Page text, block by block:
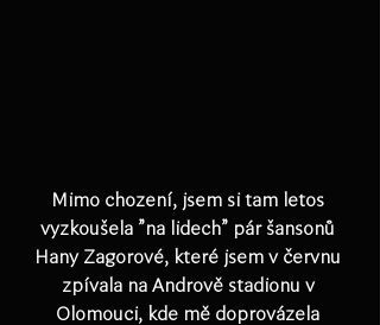
Mimo chození, jsem si tam letos
vyzkoušela "na lidech" pár šansonů
Hany Zagorové, které jsem v červnu
zpívala na Andrově stadionu v
Olomouci, kde mě doprovázela